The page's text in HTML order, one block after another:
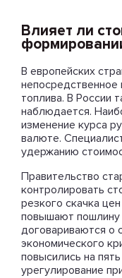
Влияет ли
В европейских
непосредственное
топлива. В России
наблюдается.
изменение курса
валюте.
удержанию
Правительство
контролировать
резкого скачка
повышают пошлину
договариваются о
экономического
повысились на
урегулирование